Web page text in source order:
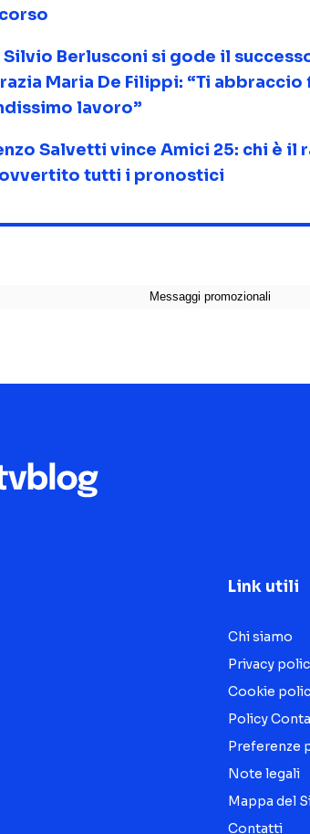
Silvio Berlusconi si gode il
Maria De Filippi: “Ti
lavoro”
Salvetti vince Amici 25: chi è il
tutti i pronostici
Link utili
Chi siamo
Privacy
Cookie
Policy
Preferenze
Note legali
Mappa del
Contatti